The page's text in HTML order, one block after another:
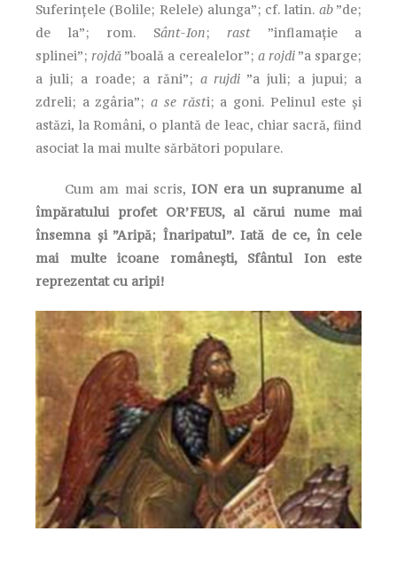
Suferințele (Bolile; Relele) alunga”; cf. latin. ab”de;
de la”; rom. Sânt-Ion; rast ”inflamație a
splinei”;rojdă ”boală a cerealelor”; a rojdi”a sparge;
a juli; a roade; a răni”; a rujdi ”a juli; a jupui; a
zdreli; a zgâria”; a se răsti; a goni. Pelinul este și
astăzi, la Români, o plantă de leac, chiar sacră, fiind
asociat la mai multe sărbători populare.
Cum am mai scris, ION era un supranume al
împăratului profet OR’FEUS, al cărui nume mai
însemna și ”Aripă; Înaripatul”. Iată de ce, în cele
mai multe icoane românești, Sfântul Ion este
reprezentat cu aripi!